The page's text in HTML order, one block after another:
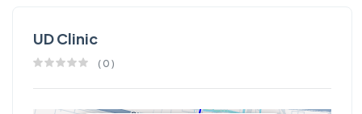
UD Clinic
( 0 )